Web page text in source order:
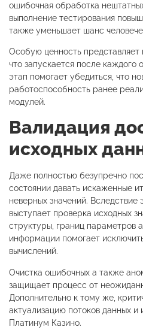
ошибочная обработка
выполнение тестирования
также уменьшает шанс
Особую ценность представляет
что запускается после каждого
этап помогает убедиться, что
работоспособность ранее
модулей.
Валидация
исходных
Даже полностью безупречно
состоянии давать искаженные
неверных значений.
выступает проверка исходных
структуры, границ параметров
информации помогает
вычислений.
Очистка ошибочных а также
защищает процесс от
Дополнительно к тому же,
актуализацию потоков данных и
Платинум Казино.